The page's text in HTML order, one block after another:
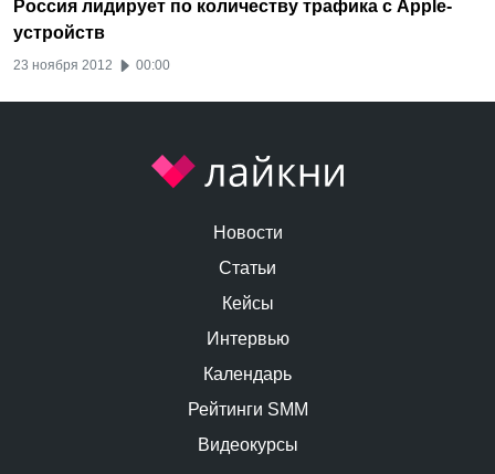
Россия лидирует по количеству трафика с Apple-
устройств
23 ноября 2012 00:00
Новости
Статьи
Кейсы
Интервью
Календарь
Рейтинги SMM
Видеокурсы